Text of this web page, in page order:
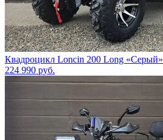
Квадроцикл Loncin 200 Long «Серый»
224 990 руб.